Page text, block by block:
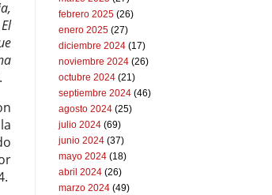
febrero 2025 (26)
enero 2025 (27)
diciembre 2024 (17)
noviembre 2024 (26)
octubre 2024 (21)
septiembre 2024 (46)
agosto 2024 (25)
julio 2024 (69)
junio 2024 (37)
mayo 2024 (18)
abril 2024 (26)
marzo 2024 (49)